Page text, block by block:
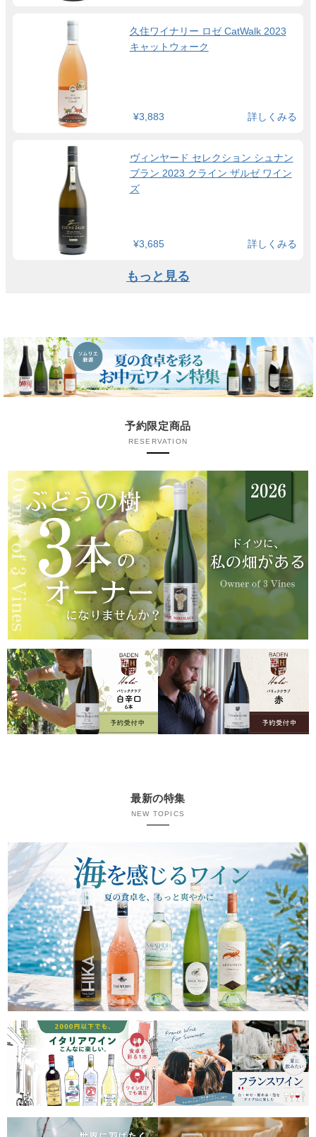
久住ワイナリー ロゼ CatWalk 2023
キャットウォーク
¥3,883 詳しくみる
ヴィンヤード セレクション シュナン
ブラン 2023 クライン ザルゼ ワイン
ズ
¥3,685 詳しくみる
もっと見る
予約限定商品
RESERVATION
最新の特集
NEW TOPICS